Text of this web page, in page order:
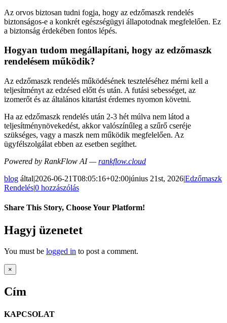
Az orvos biztosan tudni fogja, hogy az edzőmaszk rendelés
biztonságos-e a konkrét egészségügyi állapotodnak megfelelően. Ez
a biztonság érdekében fontos lépés.
Hogyan tudom megállapítani, hogy az edzőmaszk
rendelésem működik?
Az edzőmaszk rendelés működésének teszteléséhez mérni kell a
teljesítményt az edzésed előtt és után. A futási sebességet, az
izomerőt és az általános kitartást érdemes nyomon követni.
Ha az edzőmaszk rendelés után 2-3 hét múlva nem látod a
teljesítménynövekedést, akkor valószínűleg a szűrő cseréje
szükséges, vagy a maszk nem működik megfelelően. Az
ügyfélszolgálat ebben az esetben segíthet.
Powered by RankFlow AI —rankflow.cloud
blog által|2026-06-21T08:05:16+02:00június 21st, 2026|Edzőmaszk
Rendelés|0 hozzászólás
Share This Story, Choose Your Platform!
Facebook
Twitter
Reddit
LinkedIn
Pinterest
Email:
Hagyj üzenetet
You must be logged in to post a comment.
Close
product
view
×
Cím
KAPCSOLAT